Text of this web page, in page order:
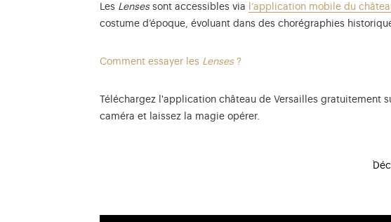
Les Lensessont accessibles via l’application mobile du
costume d’époque, évoluant dans des chorégraphies
Comment essayer les Lenses ?
Téléchargez l'application château de Versailles gratuitement
caméra et laissez la magie opérer.